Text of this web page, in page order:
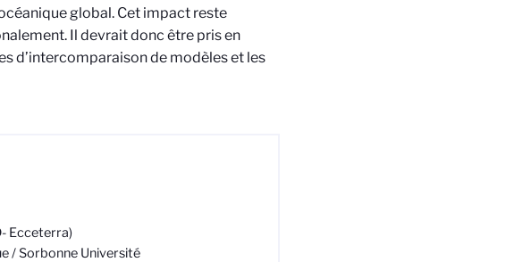
global. Cet impact reste
Il devrait donc être pris en
d’intercomparaison de modèles et les
Ecceterra)
/ Sorbonne Université